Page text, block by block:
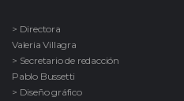
> Directora
Valeria Villagra
> Secretario de redacción
Pablo Bussetti
> Diseño gráfico